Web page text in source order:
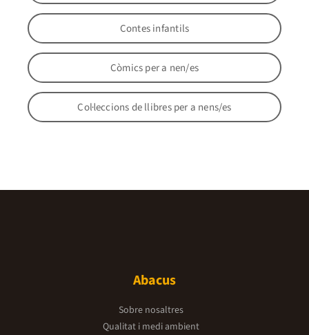
Contes infantils
Còmics per a nen/es
Col·leccions de llibres per a nens/es
Abacus
Sobre nosaltres
Qualitat i medi ambient